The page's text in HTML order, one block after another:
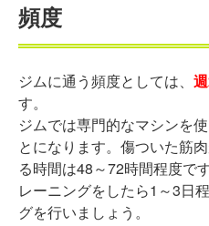
頻度
ジムに通う頻度としては、
す。
ジムでは専門的なマシンを
とになります。傷ついた筋
る時間は48～72時間程度で
レーニングをしたら1～3日
グを行いましょう。